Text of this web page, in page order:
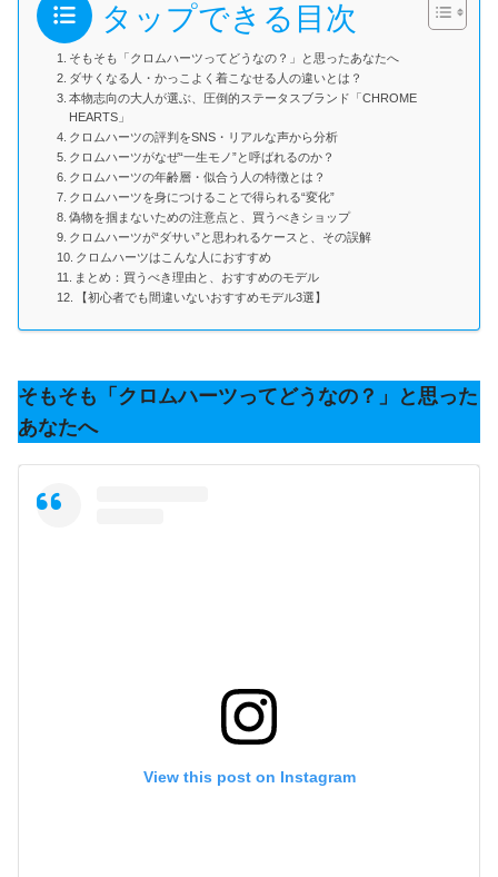
タップできる目次
そもそも「クロムハーツってどうなの？」と思ったあなたへ
ダサくなる人・かっこよく着こなせる人の違いとは？
本物志向の大人が選ぶ、圧倒的ステータスブランド「CHROME
HEARTS」
クロムハーツの評判をSNS・リアルな声から分析
クロムハーツがなぜ“一生モノ”と呼ばれるのか？
クロムハーツの年齢層・似合う人の特徴とは？
クロムハーツを身につけることで得られる“変化”
偽物を掴まないための注意点と、買うべきショップ
クロムハーツが“ダサい”と思われるケースと、その誤解
クロムハーツはこんな人におすすめ
まとめ：買うべき理由と、おすすめのモデル
【初心者でも間違いないおすすめモデル3選】
そもそも「クロムハーツってどうなの？」と思った
あなたへ
View this post on Instagram